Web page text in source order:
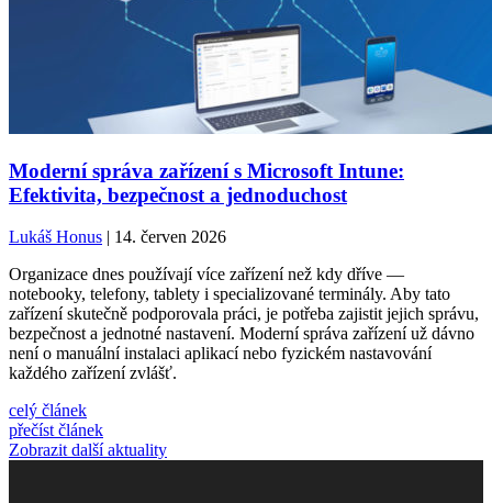
Moderní správa zařízení s Microsoft Intune:
Efektivita, bezpečnost a jednoduchost
Lukáš Honus | 14. červen 2026
Organizace dnes používají více zařízení než kdy dříve —
notebooky, telefony, tablety i specializované terminály. Aby tato
zařízení skutečně podporovala práci, je potřeba zajistit jejich správu,
bezpečnost a jednotné nastavení. Moderní správa zařízení už dávno
není o manuální instalaci aplikací nebo fyzickém nastavování
každého zařízení zvlášť.
celý článek
přečíst článek
Zobrazit další aktuality